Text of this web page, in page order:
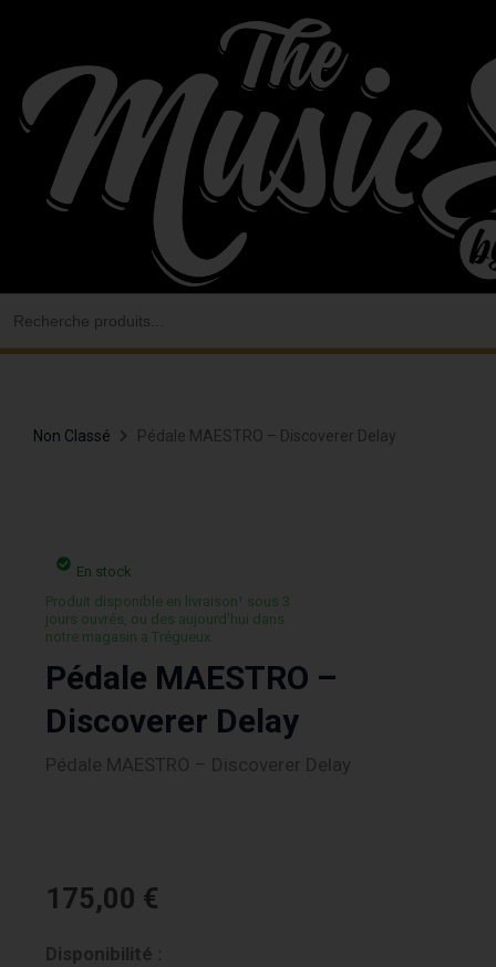
contenu
Non Classé Pédale MAESTRO – Discoverer Delay
En stock
Produit disponible en livraison¹ sous 3
jours ouvrés, ou des aujourd’hui dans
notre magasin a Trégueux.
Pédale MAESTRO –
Discoverer Delay
Pédale MAESTRO – Discoverer Delay
175,00 €
Disponibilité :
quantité